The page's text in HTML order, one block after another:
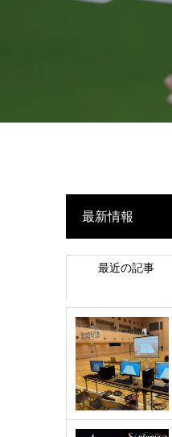
最新情報
最近の記事